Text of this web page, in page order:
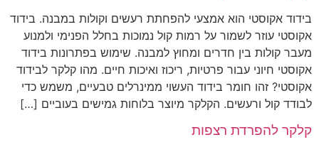
בידוד אקוסטי הוא אמצעי להפחתת רעשים וקולות במבנה. בידוד
אקוסטי עוזר לשמור על רמות קול נמוכות בחלל הפנימי ולמנוע
מעבר קולות בין חדרים ומחוץ למבנה. שימוש בפתרונות בידוד
אקוסטי חיוני עבור פרטיות, ריכוז ואיכות חיים. מהו קלקר לבידוד
אקוסטי? זהו חומר בידוד העשוי ממינרלים טבעיים, משמש כדי
לבודד קול ורעשים. הקלקר מיוצר בלוחות גמישים בעוביים […]
קלקר להפרדת רצפות